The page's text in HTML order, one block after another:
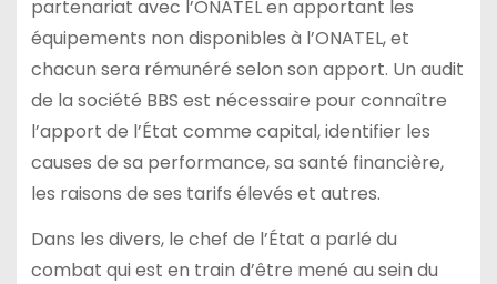
partenariat avec l’ONATEL en apportant les
équipements non disponibles à l’ONATEL, et
chacun sera rémunéré selon son apport. Un audit
de la société BBS est nécessaire pour connaître
l’apport de l’État comme capital, identifier les
causes de sa performance, sa santé financière,
les raisons de ses tarifs élevés et autres.
Dans les divers, le chef de l’État a parlé du
combat qui est en train d’être mené au sein du